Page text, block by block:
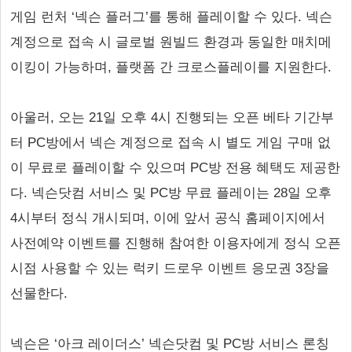
게임 런처 ‘넥슨 플러그’를 통해 플레이할 수 있다. 넥슨
계정으로 접속 시 글로벌 원빌드 환경과 동일한 매치메
이킹이 가능하며, 플랫폼 간 크로스플레이를 지원한다.
아울러, 오는 21일 오후 4시 진행되는 오픈 베타 기간부
터 PC방에서 넥슨 계정으로 접속 시 별도 게임 구매 없
이 무료로 플레이할 수 있으며 PC방 전용 혜택도 제공한
다. 넥슨닷컴 서비스 및 PC방 무료 플레이는 28일 오후
4시부터 정식 개시되며, 이에 앞서 공식 홈페이지에서
사전예약 이벤트를 진행해 참여한 이용자에게 정식 오픈
시점 사용할 수 있는 럭키 드로우 이벤트 응모권 3장을
선물한다.
넥슨은 ‘아크 레이더스’ 넥슨닷컴 및 PC방 서비스 론칭